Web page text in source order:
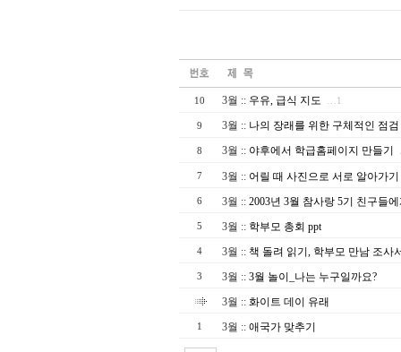
10 3월 :: 우유, 급식 지도 …1
9 3월 :: 나의 장래를 위한 구체적인 점검
8 3월 :: 야후에서 학급홈페이지 만들기
7 3월 :: 어릴 때 사진으로 서로 알아가기
6 3월 :: 2003년 3월 참사랑 5기 친구들
5 3월 :: 학부모 총회 ppt
4 3월 :: 책 돌려 읽기, 학부모 만남 조사
3 3월 :: 3월 놀이_나는 누구일까요?
3월 :: 화이트 데이 유래
1 3월 :: 애국가 맞추기